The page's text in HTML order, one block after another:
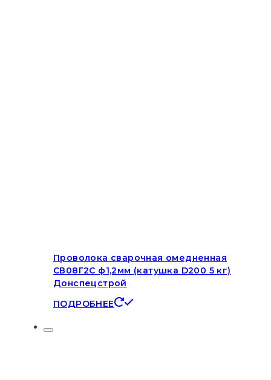
Проволока сварочная омедненная
СВ08Г2С ф1,2мм (катушка D200 5 кг)
Донспецстрой
ПОДРОБНЕЕ